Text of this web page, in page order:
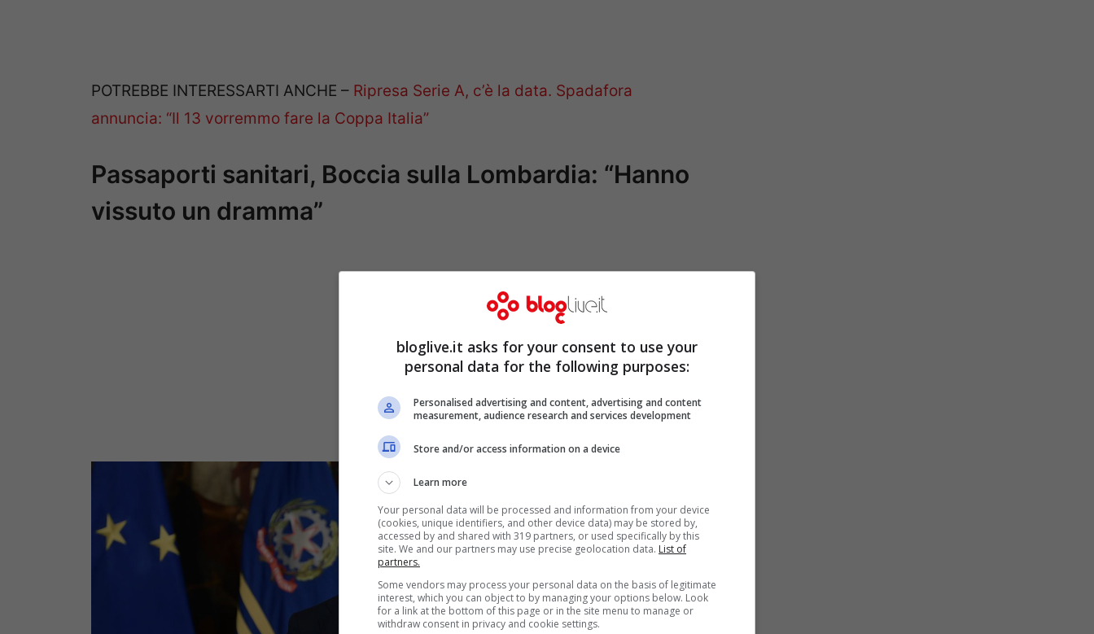
POTREBBE INTERESSARTI ANCHE – Ripresa Serie A, c’è la data. Spadafora
annuncia: “Il 13 vorremmo fare la Coppa Italia”
Passaporti sanitari, Boccia sulla Lombardia: “Hanno
vissuto un dramma”
bloglive.it asks for your consent to use your
personal data for the following purposes:
Personalised advertising and content, advertising and content
measurement, audience research and services development
Store and/or access information on a device
Learn more
Your personal data will be processed and information from your device
(cookies, unique identifiers, and other device data) may be stored by,
accessed by and shared with 319 partners, or used specifically by this
site. We and our partners may use precise geolocation data. List of
partners.
Some vendors may process your personal data on the basis of legitimate
interest, which you can object to by managing your options below. Look
for a link at the bottom of this page or in the site menu to manage or
withdraw consent in privacy and cookie settings.